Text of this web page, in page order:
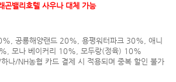
곤밸리호텔 사우나 대체 가능
공룡해양랜드 20%, 용평워터파크 30%, 애니
모나 베이커리 10%, 모두랑(정육) 10%
나/NH농협 카드 결제 시 적용되며 중복 할인 불가